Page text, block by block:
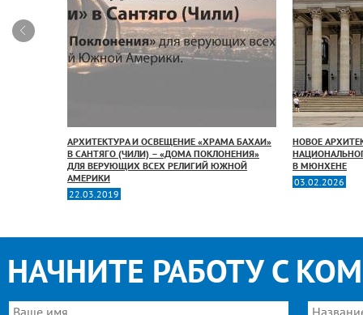
АРХИТЕКТУРА И ОСВЕЩЕНИЕ «ХРАМА БАХАИ»
В САНТЯГО (ЧИЛИ) – «ДОМА ПОКЛОНЕНИЯ»
ДЛЯ ВЕРУЮЩИХ ВСЕХ РЕЛИГИЙ ЮЖНОЙ
АМЕРИКИ
22.03.2019
НОВОЕ
В МЮНХЕНЕ
03.02.2026
НАЧНИТЕ РАБОТУ С